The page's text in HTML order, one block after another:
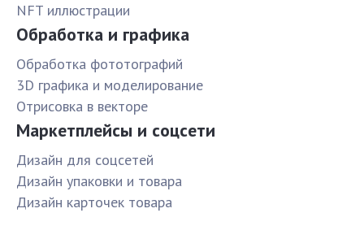
NFT иллюстрации
Обработка и графика
Обработка фототографий
3D графика и моделирование
Отрисовка в векторе
Маркетплейсы и соцсети
Дизайн для соцсетей
Дизайн упаковки и товара
Дизайн карточек товара